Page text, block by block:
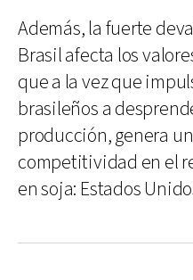
Además, la fuerte
Brasil afecta los
que a la vez que
brasileños a
producción, genera
competitividad en el
en soja: Estados